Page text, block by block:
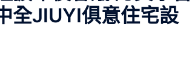
全JIUYI俱意住宅設